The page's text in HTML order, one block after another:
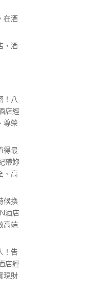
在酒
，酒
！八
店經
尊榮
得最
帶妳
、高
候換
酒店
高端
！告
店經
現財